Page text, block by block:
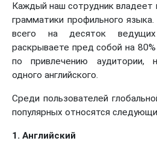
Каждый наш сотрудник владеет
грамматики профильного
всего на десяток
раскрываете пред собой на
по привлечению аудитории,
одного английского.
Среди пользователей
популярных относятся
1. Английский